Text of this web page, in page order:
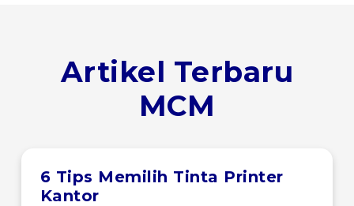
Artikel Terbaru
MCM
6 Tips Memilih Tinta Printer
Kantor